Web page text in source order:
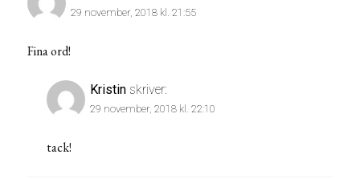
29 november, 2018 kl. 21:55
Fina ord!
Kristin skriver:
29 november, 2018 kl. 22:10
tack!